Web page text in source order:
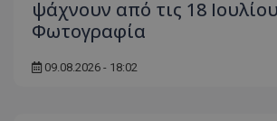
ψάχνουν από τις 18
Φωτογραφία
09.08.2026 - 18:02